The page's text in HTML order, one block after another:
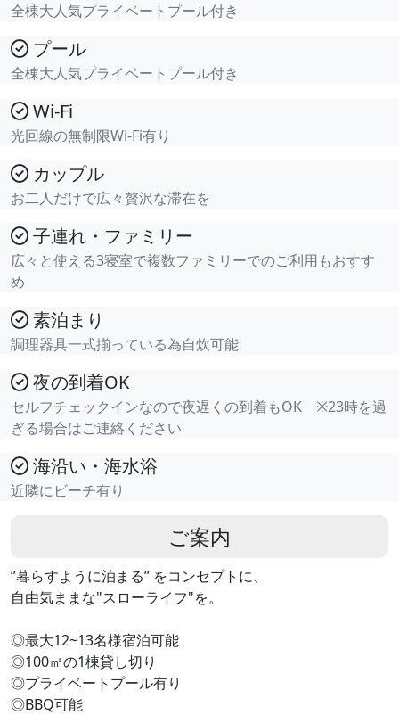
全棟大人気プライベートプール付き
プール
全棟大人気プライベートプール付き
Wi-Fi
光回線の無制限Wi-Fi有り
カップル
お二人だけで広々贅沢な滞在を
子連れ・ファミリー
広々と使える3寝室で複数ファミリーでのご利用もおすす
め
素泊まり
調理器具一式揃っている為自炊可能
夜の到着OK
セルフチェックインなので夜遅くの到着もOK ※23時を過
ぎる場合はご連絡ください
海沿い・海水浴
近隣にビーチ有り
ご案内
”暮らすように泊まる” をコンセプトに、
自由気ままな"スローライフ"を。
◎最大12~13名様宿泊可能
◎100㎡の1棟貸し切り
◎プライベートプール有り
◎BBQ可能